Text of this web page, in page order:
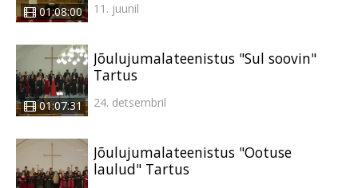
01:08:00 11. juunil
01:07:31
Jõulujumalateenistus "Sul soovin"
Tartus
24. detsembril
Jõulujumalateenistus "Ootuse
laulud" Tartus